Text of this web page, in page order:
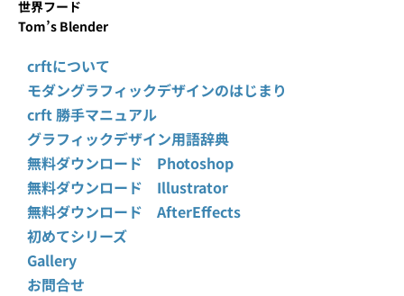
世界フード
Tom’s Blender
crftについて
モダングラフィックデザインのはじまり
crft 勝手マニュアル
グラフィックデザイン用語辞典
無料ダウンロード Photoshop
無料ダウンロード Illustrator
無料ダウンロード AfterEffects
初めてシリーズ
Gallery
お問合せ